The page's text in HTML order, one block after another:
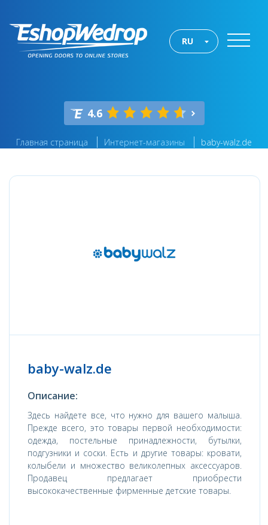
RU
4.6
Главная страница Интернет-магазины baby-walz.de
baby-walz.de
Описание:
Здесь найдете все, что нужно для вашего малыша.
Прежде всего, это товары первой необходимости:
одежда, постельные принадлежности, бутылки,
подгузники и соски. Есть и другие товары: кровати,
колыбели и множество великолепных аксессуаров.
Продавец предлагает приобрести
высококачественные фирменные детские товары.